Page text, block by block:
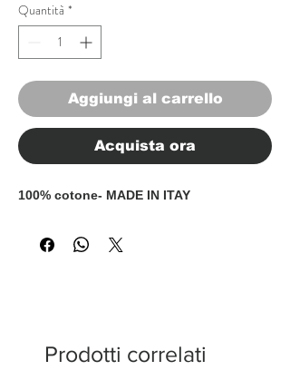
Quantità *
Aggiungi al carrello
Acquista ora
100% cotone- MADE IN ITAY
Prodotti correlati